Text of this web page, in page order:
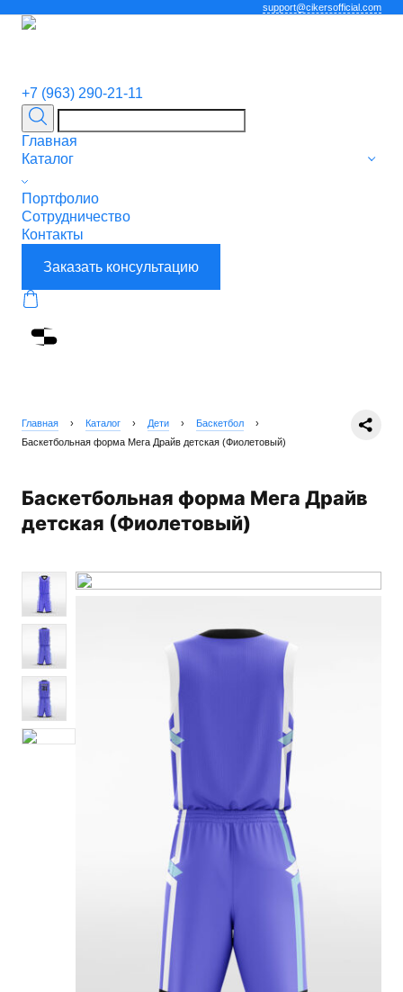
support@cikersofficial.com
+7 (963) 290-21-11
Главная
Каталог
Портфолио
Сотрудничество
Контакты
Заказать консультацию
Главная › Каталог › Дети › Баскетбол
›
Баскетбольная форма Мега Драйв детская (Фиолетовый)
Баскетбольная форма Мега Драйв
детская (Фиолетовый)